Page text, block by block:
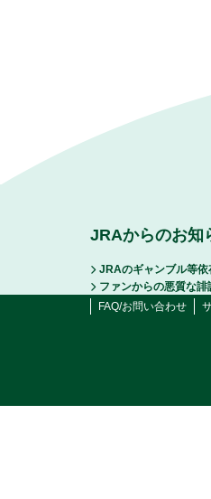
JRAからのお知
JRAのギャンブル等依
ファンからの悪質な
FAQ/お問い合わせ